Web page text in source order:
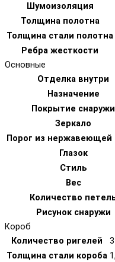
Шумоизоляция
Толщина полотна
Толщина стали полотна
Ребра жесткости
Основные
Отделка внутри
Назначение
Покрытие снаружи
Зеркало
Порог из нержавеющей
Глазок
Стиль
Вес
Количество
Рисунок снаружи
Короб
Количество ригелей
3
Толщина стали короба